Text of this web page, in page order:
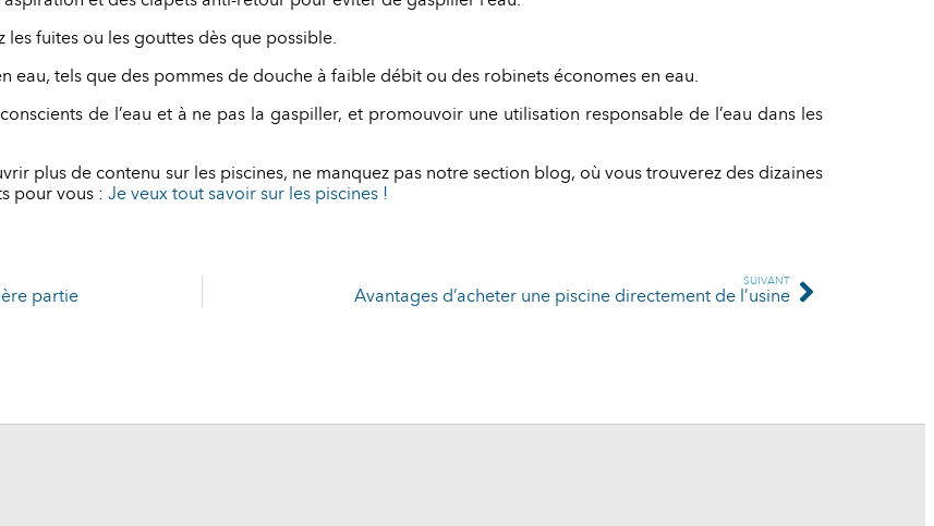
fuites ou les gouttes dès que possible.
eau, tels que des pommes de douche à faible débit ou des robinets économes en eau.
de l’eau et à ne pas la gaspiller, et promouvoir une utilisation responsable de l’eau dans les
plus de contenu sur les piscines, ne manquez pas notre section blog, où vous trouverez des dizaines
pour vous : Je veux tout savoir sur les piscines !
partie
SUIVANT
Avantages d’acheter une piscine directement de l’usine